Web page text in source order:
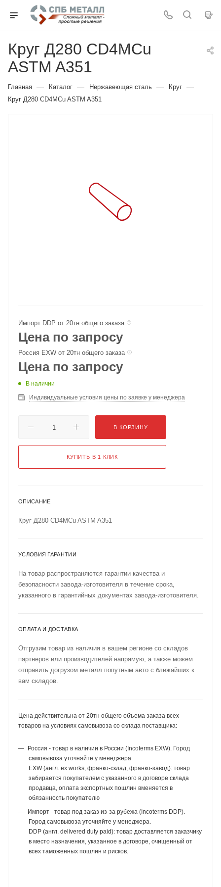
Круг Д280 CD4MCu
ASTM A351
Главная — Каталог — Нержавеющая сталь — Круг —
Круг Д280 CD4MCu ASTM A351
Импорт DDP от 20тн общего заказа
Цена по запросу
Россия EXW от 20тн общего заказа
Цена по запросу
В наличии
Индивидуальные условия цены по заявке у менеджера
В КОРЗИНУ
КУПИТЬ В 1 КЛИК
ОПИСАНИЕ
Круг Д280 CD4MCu ASTM A351
УСЛОВИЯ ГАРАНТИИ
На товар распространяются гарантии качества и
безопасности завода-изготовителя в течение срока,
указанного в гарантийных документах завода-изготовителя.
ОПЛАТА И ДОСТАВКА
Отгрузим товар из наличия в вашем регионе со складов
партнеров или производителей напрямую, а также можем
отправить догрузом металл попутным авто с ближайших к
вам складов.
Цена действительна от 20тн общего объема заказа всех
товаров на условиях самовывоза со склада поставщика:
Россия - товар в наличии в России (Incoterms EXW). Город
самовывоза уточняйте у менеджера.
EXW (англ. ex works, франко-склад, франко-завод): товар
забирается покупателем с указанного в договоре склада
продавца, оплата экспортных пошлин вменяется в
обязанность покупателю
Импорт - товар под заказ из-за рубежа (Incoterms DDP).
Город самовывоза уточняйте у менеджера.
DDP (англ. delivered duty paid): товар доставляется заказчику
в место назначения, указанное в договоре, очищенный от
всех таможенных пошлин и рисков.